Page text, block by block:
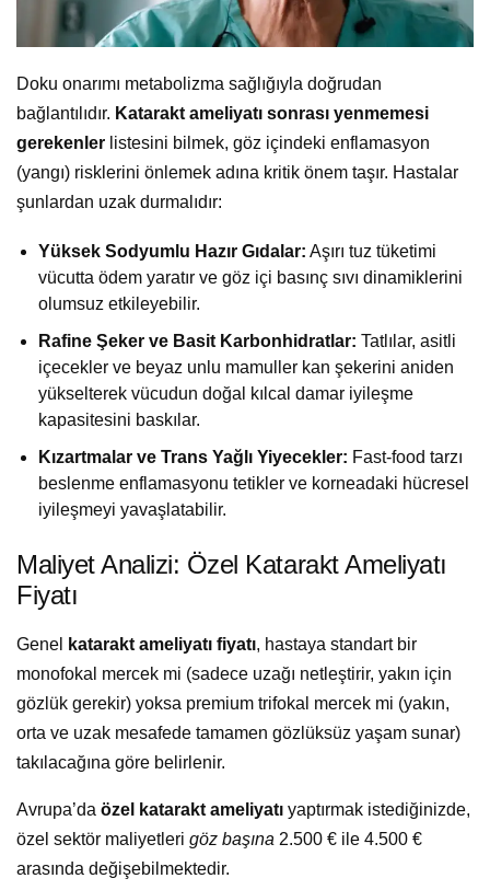
Doku onarımı metabolizma sağlığıyla doğrudan
bağlantılıdır. Katarakt ameliyatı sonrası yenmemesi
gerekenler listesini bilmek, göz içindeki enflamasyon
(yangı) risklerini önlemek adına kritik önem taşır. Hastalar
şunlardan uzak durmalıdır:
Yüksek Sodyumlu Hazır Gıdalar: Aşırı tuz tüketimi
vücutta ödem yaratır ve göz içi basınç sıvı dinamiklerini
olumsuz etkileyebilir.
Rafine Şeker ve Basit Karbonhidratlar: Tatlılar, asitli
içecekler ve beyaz unlu mamuller kan şekerini aniden
yükselterek vücudun doğal kılcal damar iyileşme
kapasitesini baskılar.
Kızartmalar ve Trans Yağlı Yiyecekler: Fast-food tarzı
beslenme enflamasyonu tetikler ve korneadaki hücresel
iyileşmeyi yavaşlatabilir.
Maliyet Analizi: Özel Katarakt Ameliyatı
Fiyatı
Genel katarakt ameliyatı fiyatı, hastaya standart bir
monofokal mercek mi (sadece uzağı netleştirir, yakın için
gözlük gerekir) yoksa premium trifokal mercek mi (yakın,
orta ve uzak mesafede tamamen gözlüksüz yaşam sunar)
takılacağına göre belirlenir.
Avrupa’da özel katarakt ameliyatı yaptırmak istediğinizde,
özel sektör maliyetleri göz başına 2.500 € ile 4.500 €
arasında değişebilmektedir.